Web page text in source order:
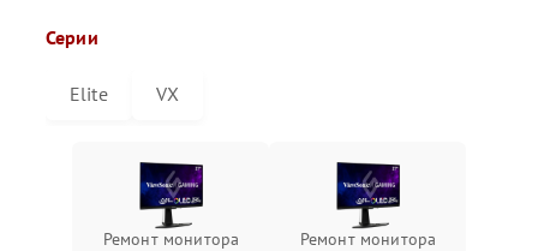
Серии
Elite VX
Ремонт монитора
Ремонт монитора